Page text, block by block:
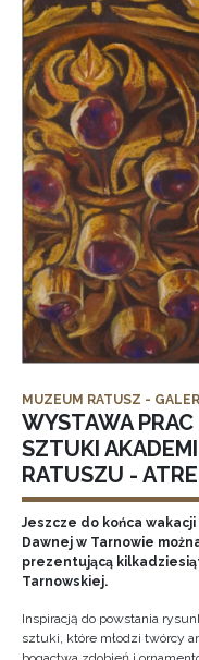
MUZEUM RATUSZ -
WYSTAWA
SZTUKI
RATUSZU -
Jeszcze do końca
Dawnej w Tarnowie
prezentującą
Tarnowskiej.
Inspiracją do powstania
sztuki, które młodzi twórcy